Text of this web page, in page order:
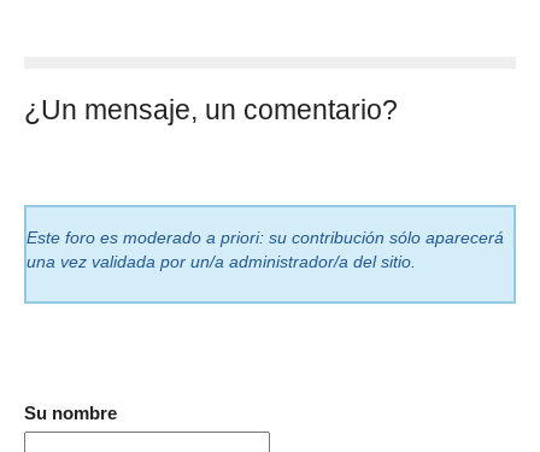
¿Un mensaje, un comentario?
Este foro es moderado a priori: su contribución sólo aparecerá
una vez validada por un/a administrador/a del sitio.
Su nombre